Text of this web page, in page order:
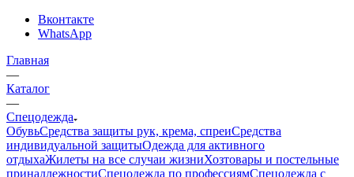
Вконтакте
WhatsApp
Главная
—
Каталог
—
Спецодежда
ОбувьСредства защиты рук, крема, спреиСредства
индивидуальной защитыОдежда для активного
отдыхаЖилеты на все случаи жизниХозтовары и постельные
принадлежностиСпецодежда по профессиямСпецодежда с